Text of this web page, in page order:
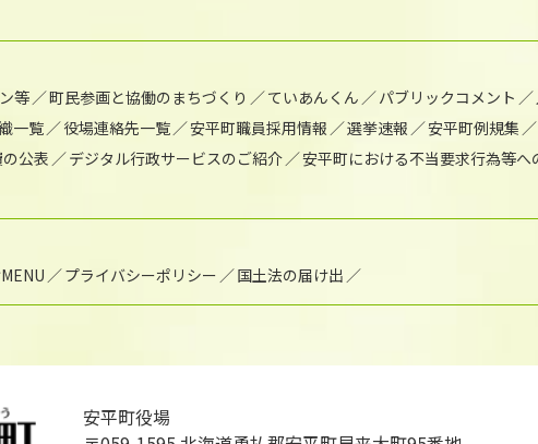
等 町民参画と協働のまちづくり ていあんくん パブリックコメント
一覧 役場連絡先一覧 安平町職員採用情報 選挙速報 安平町例規集
公表 デジタル行政サービスのご紹介
安平町における不当要求行為等へ
プライバシーポリシー 国土法の届け出
安平町役場